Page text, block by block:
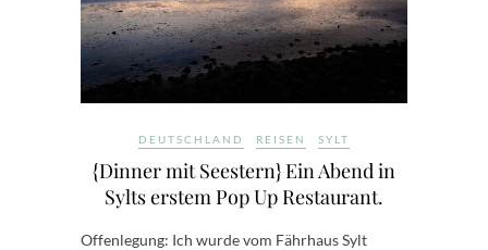
DEUTSCHLAND REISEN SYLT
{Dinner mit Seestern} Ein Abend in
Sylts erstem Pop Up Restaurant.
Offenlegung: Ich wurde vom Fährhaus Sylt